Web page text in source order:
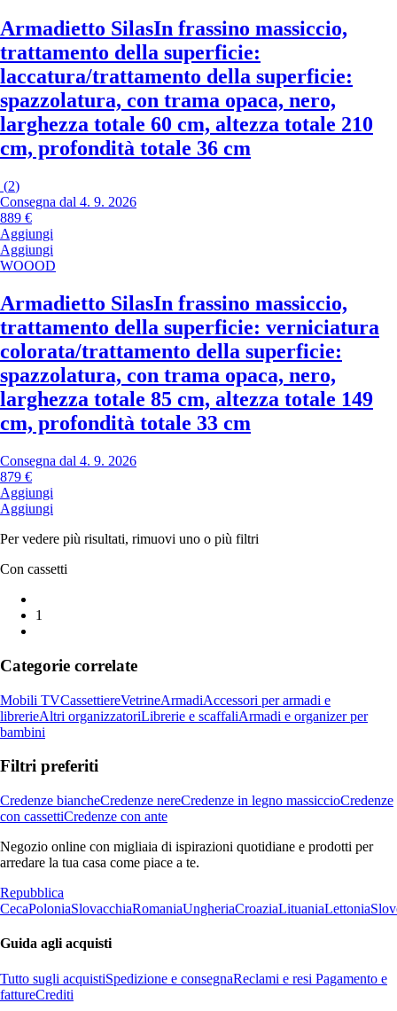
Armadietto SilasIn frassino massiccio,
trattamento della superficie:
laccatura/trattamento della superficie:
spazzolatura, con trama opaca, nero,
larghezza totale 60 cm, altezza totale 210
cm, profondità totale 36 cm
(2)
Consegna dal 4. 9. 2026
889 €
Aggiungi
Aggiungi
WOOOD
Armadietto SilasIn frassino massiccio,
trattamento della superficie: verniciatura
colorata/trattamento della superficie:
spazzolatura, con trama opaca, nero,
larghezza totale 85 cm, altezza totale 149
cm, profondità totale 33 cm
Consegna dal 4. 9. 2026
879 €
Aggiungi
Aggiungi
Per vedere più risultati, rimuovi uno o più filtri
Con cassetti
1
Categorie correlate
Mobili TVCassettiereVetrineArmadiAccessori per armadi e
librerieAltri organizzatoriLibrerie e scaffaliArmadi e organizer per
bambini
Filtri preferiti
Credenze biancheCredenze nereCredenze in legno massiccioCredenze
con cassettiCredenze con ante
Negozio online con migliaia di ispirazioni quotidiane e prodotti per
arredare la tua casa come piace a te.
Repubblica
CecaPoloniaSlovacchiaRomaniaUngheriaCroaziaLituaniaLettonia
Guida agli acquisti
Tutto sugli acquistiSpedizione e consegnaReclami e resi Pagamento e
fattureCrediti